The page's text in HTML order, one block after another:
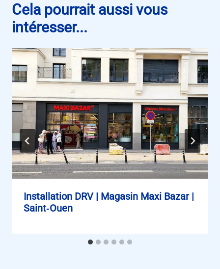
Cela pourrait aussi vous
intéresser...
Installation DRV | Magasin Maxi Bazar |
Saint‑Ouen